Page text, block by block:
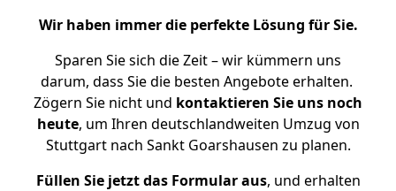
Wir haben immer die perfekte Lösung für Sie.
Sparen Sie sich die Zeit – wir kümmern uns
darum, dass Sie die besten Angebote erhalten.
Zögern Sie nicht und kontaktieren Sie uns noch
heute, um Ihren deutschlandweiten Umzug von
Stuttgart nach Sankt Goarshausen zu planen.
Füllen Sie jetzt das Formular aus, und erhalten